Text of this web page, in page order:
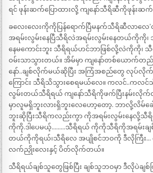
ရင် ဖုန်းဆက်ပြောထားလို့ ကျနော်သီရိဆီကိုဖုန်းဆ
ခလေးလေးကိုကိုပြန်ရောက်ပြီမနက်သီရိဆီလာလ
အရမ်းလွမ်းနေပြီသီရိလဲအရမ်းလွမ်းနေတယ်ကိုကို
နေမကောင်းဘူး သီရိရယ်ဟင်ဘာဖြစ်လို့လဲကိုကို၊ သီ
ဝမ်းသာသွားတယ်။ အိမ်မှာ ကျနော်တစ်ယောက်တ
နော်..ချစ်လိုက်မယ်ဆိုပြီး အကြံအစည်တွေ လုပ်လို
ကြောင်း သီရိသိသွားစေရမယ်လေ။ ကလင်..ကလင်
လွမ်းတယ်သီရိရယ် ကျနော်သီရိကိုဖက်ပြီးနမ်းလို
မှာလူမရှိဘူးလားရှိဘူးလေဟော့တော့. ဘာလို့လိမ်ခေ
ဘူးဆိုပြီးသီရိကလည်းကွာ ကိုအရမ်းလွမ်းနေလို့
ကိုကို.ဒါပေမယ့်………သီရိရယ် ကိုကိုသီရိကိုအရမ်းချ
တယ်ကိုကိုရယ်၊သီရိလေ အပျိုစင်ဘဝကို ဒီလိုကြီး…
လက်ညှိုးလေးနှင့် ပိတ်လိုက်တယ်။
သီရိရယ်ချစ်သူတွေဖြစ်ပြီး ချစ်သူဘဝမှာ ဒီလိုပဲခ